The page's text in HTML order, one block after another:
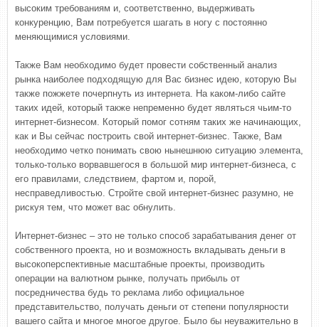
высоким требованиям и, соответственно, выдерживать
конкуренцию, Вам потребуется шагать в ногу с постоянно
меняющимися условиями.
Также Вам необходимо будет провести собственный анализ
рынка наиболее подходящую для Вас бизнес идею, которую Вы
также пожжете почерпнуть из интернета. На каком-либо сайте
таких идей, который также непременно будет являться чьим-то
интернет-бизнесом. Который помог сотням таких же начинающих,
как и Вы сейчас построить свой интернет-бизнес. Также, Вам
необходимо четко понимать свою нынешнюю ситуацию элемента,
только-только ворвавшегося в большой мир интернет-бизнеса, с
его правилами, следствием, фартом и, порой,
несправедливостью. Стройте свой интернет-бизнес разумно, не
рискуя тем, что может вас обнулить.
Интернет-бизнес – это не только способ зарабатывания денег от
собственного проекта, но и возможность вкладывать деньги в
высокоперспективные масштабные проекты, производить
операции на валютном рынке, получать прибыль от
посредничества будь то реклама либо официальное
представительство, получать деньги от степени популярности
вашего сайта и многое многое другое. Было бы неуважительно в